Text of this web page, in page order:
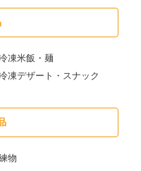
凍米飯・麺
凍デザート・スナック
物